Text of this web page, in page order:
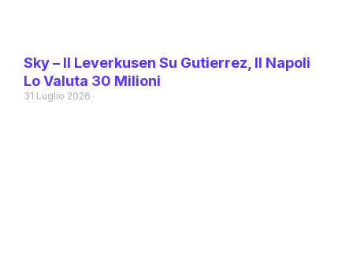
Sky – Il Leverkusen Su Gutierrez, Il Napoli
Lo Valuta 30 Milioni
31 Luglio 2026